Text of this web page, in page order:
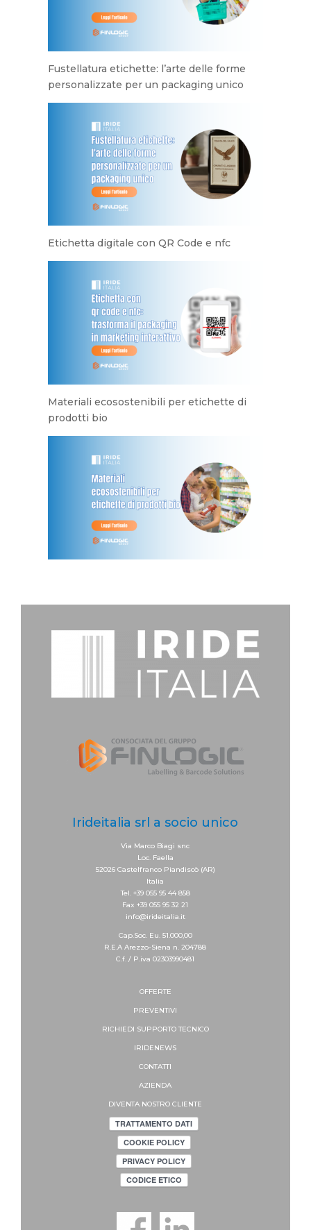
Fustellatura etichette: l’arte delle forme
personalizzate per un packaging unico
Etichetta digitale con QR Code e nfc
Materiali ecosostenibili per etichette di
prodotti bio
Irideitalia srl a socio unico
Via Marco Biagi snc
Loc. Faella
52026 Castelfranco Piandiscò (AR)
Italia
Tel. +39 055 95 44 858
Fax +39 055 95 32 21
info@irideitalia.it
Cap.Soc. Eu. 51.000,00
R.E.A Arezzo-Siena n. 204788
C.f. / P.iva 02303990481
OFFERTE
PREVENTIVI
RICHIEDI SUPPORTOTECNICO
IRIDENEWS
CONTATTI
AZIENDA
DIVENTA NOSTRO CLIENTE